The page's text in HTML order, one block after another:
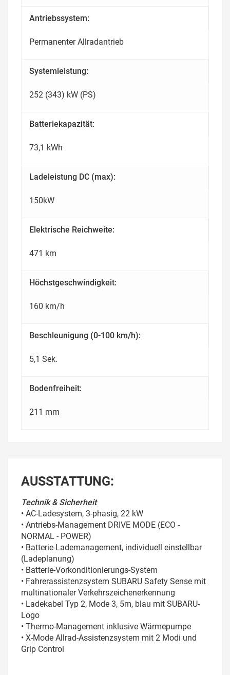
Antriebssystem:
Permanenter Allradantrieb
Systemleistung:
252 (343) kW (PS)
Batteriekapazität:
73,1 kWh
Ladeleistung DC (max):
150kW
Elektrische Reichweite:
471 km
Höchstgeschwindigkeit:
160 km/h
Beschleunigung (0-100 km/h):
5,1 Sek.
Bodenfreiheit:
211 mm
AUSSTATTUNG:
Technik & Sicherheit
• AC-Ladesystem, 3-phasig, 22 kW
• Antriebs-Management DRIVE MODE (ECO -
NORMAL - POWER)
• Batterie-Lademanagement, individuell einstellbar
(Ladeplanung)
• Batterie-Vorkonditionierungs-System
• Fahrerassistenzsystem SUBARU Safety Sense mit
multinationaler Verkehrszeichenerkennung
• Ladekabel Typ 2, Mode 3, 5m, blau mit SUBARU-
Logo
• Thermo-Management inklusive Wärmepumpe
• X-Mode Allrad-Assistenzsystem mit 2 Modi und
Grip Control